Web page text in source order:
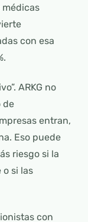
con esa
ARKG no
de
entran,
Eso puede
riesgo si la
si las
con